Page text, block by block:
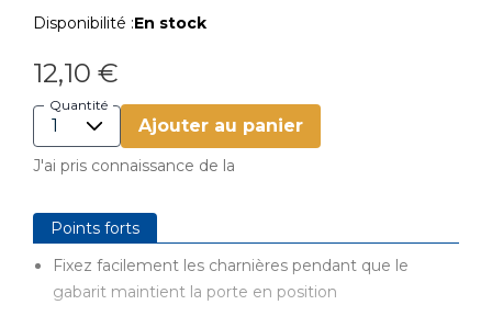
Disponibilité :En stock
12,10 €
Quantité
Ajouter au panier
J'ai pris connaissance de la
Points forts
Fixez facilement les charnières pendant que le
gabarit maintient la porte en position